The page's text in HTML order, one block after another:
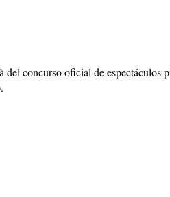
concurso oficial de espectáculos